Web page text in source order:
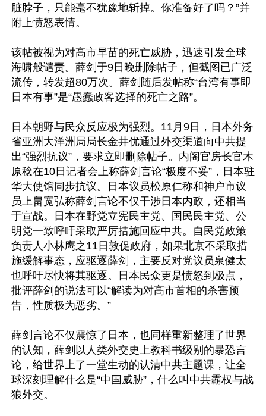
脏脖子，只能毫不犹豫地斩掉。你准备好了吗？”并
附上愤怒表情。
该帖被视为对高市早苗的死亡威胁，迅速引发全球
海啸般谴责。薛剑于9日晚删除帖子，但截图已广泛
流传，转发超80万次。薛剑随后发帖称“台湾有事即
日本有事”是“愚蠢政客选择的死亡之路”。
日本朝野与民众反应极为强烈。11月9日，日本外务
省亚洲大洋洲局局长金井优通过外交渠道向中共提
出“强烈抗议”，要求立即删除帖子。内阁官房长官木
原稔在10日记者会上称薛剑言论“极度不妥”，日本驻
华大使馆同步抗议。日本议员松原仁称和神户市议
员上畠宽弘称薛剑言论不仅干涉日本内政，还相当
于宣战。日本在野党立宪民主党、国民民主党、公
明党一致呼吁采取严厉措施回应中共。自民党政策
负责人小林鹰之11日敦促政府，如果北京不采取措
施缓解事态，应驱逐薛剑，主要反对党议员泉健太
也呼吁尽快将其驱逐。日本民众更是愤怒到极点，
批评薛剑的说法可以“解读为对高市首相的杀害预
告，性质极为恶劣。”
薛剑言论不仅震惊了日本，也同样重新整理了世界
的认知，薛剑以人类外交史上教科书级别的暴恐言
论，给世界上了一堂生动的认清中共主题课，让全
球深刻理解什么是“中国威胁”，什么叫中共霸权与战
狼外交。